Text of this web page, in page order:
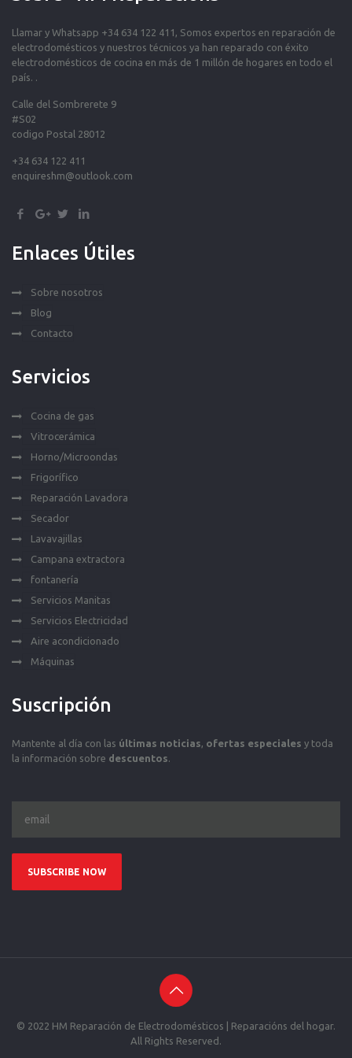
Llamar y Whatsapp +34 634 122 411, Somos expertos en reparación de
electrodomésticos y nuestros técnicos ya han reparado con éxito
electrodomésticos de cocina en más de 1 millón de hogares en todo el
país. .
Calle del Sombrerete 9
#S02
codigo Postal 28012
+34 634 122 411
enquireshm@outlook.com
Enlaces Útiles
Sobre nosotros
Blog
Contacto
Servicios
Cocina de gas
Vitrocerámica
Horno/Microondas
Frigorífico
Reparación Lavadora
Secador
Lavavajillas
Campana extractora
fontanería
Servicios Manitas
Servicios Electricidad
Aire acondicionado
Máquinas
Suscripción
Mantente al día con las últimas noticias, ofertas especiales y toda
la información sobre descuentos.
© 2022 HM Reparación de Electrodomésticos | Reparacións del hogar.
All Rights Reserved.